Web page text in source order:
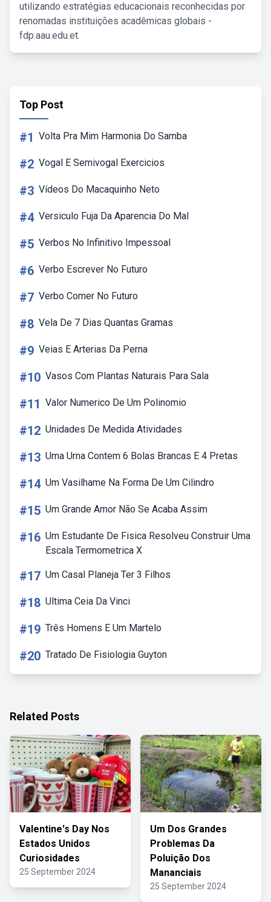
utilizando estratégias educacionais reconhecidas por
renomadas instituições acadêmicas globais -
fdp.aau.edu.et.
Top Post
#1 Volta Pra Mim Harmonia Do Samba
#2 Vogal E Semivogal Exercicios
#3 Vídeos Do Macaquinho Neto
#4 Versiculo Fuja Da Aparencia Do Mal
#5 Verbos No Infinitivo Impessoal
#6 Verbo Escrever No Futuro
#7 Verbo Comer No Futuro
#8 Vela De 7 Dias Quantas Gramas
#9 Veias E Arterias Da Perna
#10 Vasos Com Plantas Naturais Para Sala
#11 Valor Numerico De Um Polinomio
#12 Unidades De Medida Atividades
#13 Uma Urna Contem 6 Bolas Brancas E 4 Pretas
#14 Um Vasilhame Na Forma De Um Cilindro
#15 Um Grande Amor Não Se Acaba Assim
#16 Um Estudante De Fisica Resolveu Construir Uma
Escala Termometrica X
#17 Um Casal Planeja Ter 3 Filhos
#18 Ultima Ceia Da Vinci
#19 Três Homens E Um Martelo
#20 Tratado De Fisiologia Guyton
Related Posts
Valentine's Day Nos
Estados Unidos
Curiosidades
25 September 2024
Um Dos Grandes
Problemas Da
Poluição Dos
Mananciais
25 September 2024